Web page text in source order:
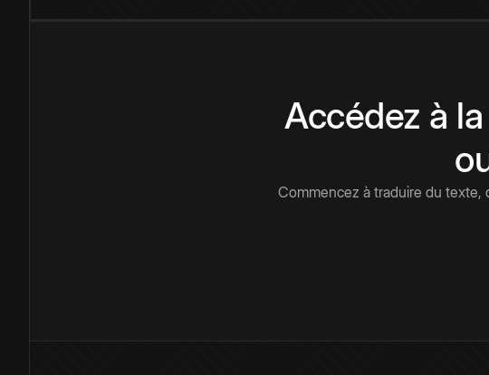
Accédez à
Commencez à traduire du texte,